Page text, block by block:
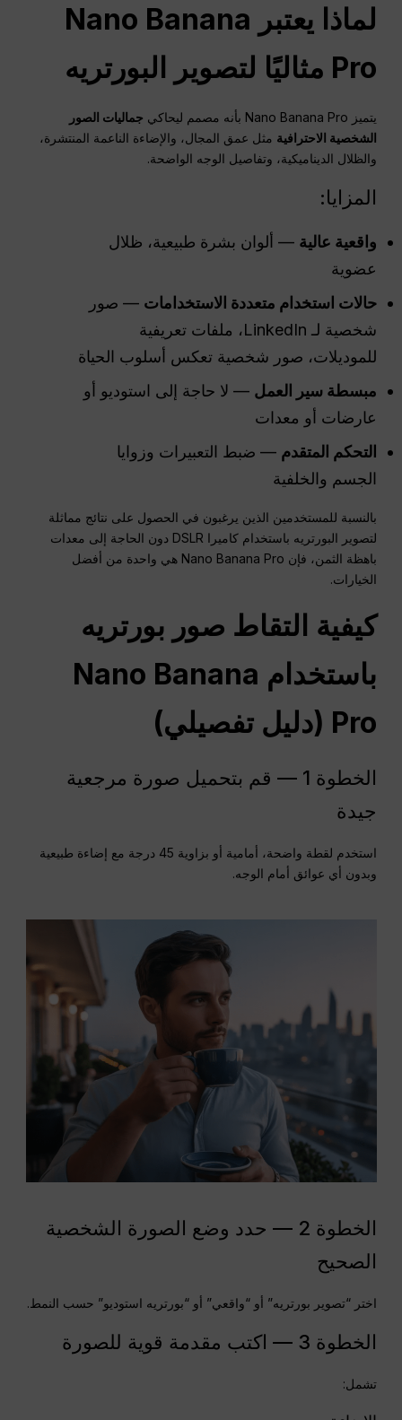
لماذا يعتبر Nano Banana
Pro مثاليًا لتصوير البورتريه
يتميز Nano Banana Pro بأنه مصمم ليحاكي
جماليات الصور
الشخصية الاحترافية مثل عمق المجال، والإضاءة الناعمة المنتشرة،
والظلال الديناميكية، وتفاصيل الوجه الواضحة.
المزايا:
واقعية عالية — ألوان بشرة طبيعية، ظلال
عضوية
حالات استخدام متعددة الاستخدامات — صور
شخصية لـ LinkedIn، ملفات تعريفية
للموديلات، صور شخصية تعكس أسلوب الحياة
مبسطةسير العمل — لا حاجة إلى استوديو أو
عارضات أو معدات
التحكم المتقدم — ضبط التعبيرات وزوايا
الجسم والخلفية
بالنسبة للمستخدمين الذين يرغبون في الحصول على نتائج مماثلة
لتصوير البورتريه باستخدام كاميرا DSLR دون الحاجة إلى معدات
باهظة الثمن، فإن Nano Banana Pro هي واحدة من أفضل
الخيارات.
كيفية التقاط صور بورتريه
باستخدام Nano Banana
Pro (دليل تفصيلي)
الخطوة 1 — قم بتحميل صورة مرجعية
جيدة
استخدم لقطة واضحة، أمامية أو بزاوية 45 درجة مع إضاءة طبيعية
وبدون أي عوائق أمام الوجه.
الخطوة 2 — حدد وضع الصورة الشخصية
الصحيح
اختر “تصوير بورتريه” أو “واقعي” أو “بورتريه استوديو” حسب النمط.
الخطوة 3 — اكتب مقدمة قوية للصورة
تشمل: